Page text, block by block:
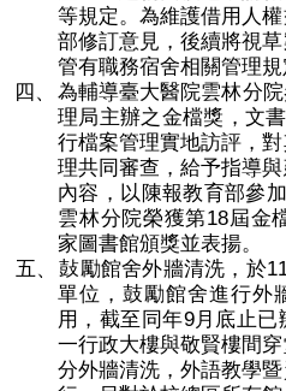
等規定。為維護借用人
部修訂意見，後續將視
管有職務宿舍相關管理規
四、
為輔導臺大醫院雲林分
理局主辦之金檔獎，文
行檔案管理實地訪評，
理共同審查，給予指導
內容，以陳報教育部參
雲林分院榮獲第18屆金
家圖書館頒獎並表揚。
五、
鼔勵館舍外牆清洗，於
單位，鼓勵館舍進行外
用，截至同年9月底止已
一行政大樓與敬賢樓間
分外牆清洗，外語教學